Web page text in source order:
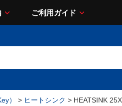
ご利用ガイド
） > ヒートシンク > HEATSINK